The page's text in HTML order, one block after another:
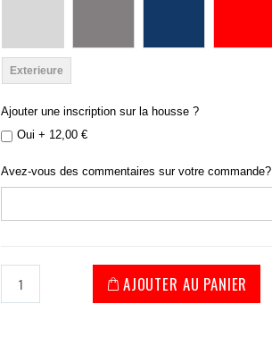
Exterieure
Ajouter une inscription sur la housse ?
Oui + 12,00 €
Avez-vous des commentaires sur votre commande?
AJOUTER AU PANIER